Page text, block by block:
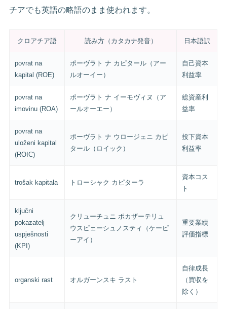
チアでも英語の略語のまま使われます。
クロアチア語 読み方（カタカナ発音） 日本語訳
povrat na
kapital (ROE)
ポーヴラト ナ カピタール（アー
ルオーイー）
自己資本
利益率
povrat na
imovinu (ROA)
ポーヴラト ナ イーモヴィヌ（ア
ールオーエー）
総資産利
益率
povrat na
uloženi kapital
(ROIC)
ポーヴラト ナ ウロージェニ カピ
タール（ロイック）
投下資本
利益率
trošak kapitala トローシャク カピターラ
資本コス
ト
ključni
pokazatelj
uspješnosti
(KPI)
クリューチュニ ポカザーテリュ
ウスピェーシュノスティ（ケーピ
ーアイ）
重要業績
評価指標
organski rast オルガーンスキ ラスト
自律成長
（買収を
除く）